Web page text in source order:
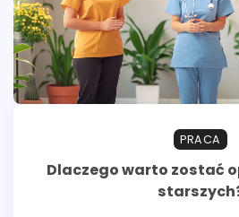
PRACA
Dlaczego warto zostać